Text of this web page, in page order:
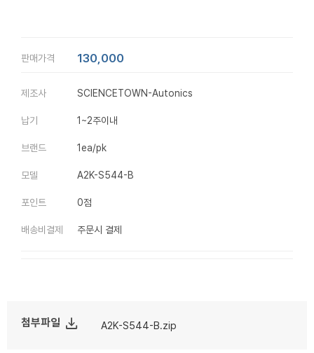
판매가격 130,000
제조사 SCIENCETOWN-Autonics
납기 1~2주이내
브랜드 1ea/pk
모델 A2K-S544-B
포인트 0점
배송비결제 주문시 결제
첨부파일 file_download A2K-S544-B.zip